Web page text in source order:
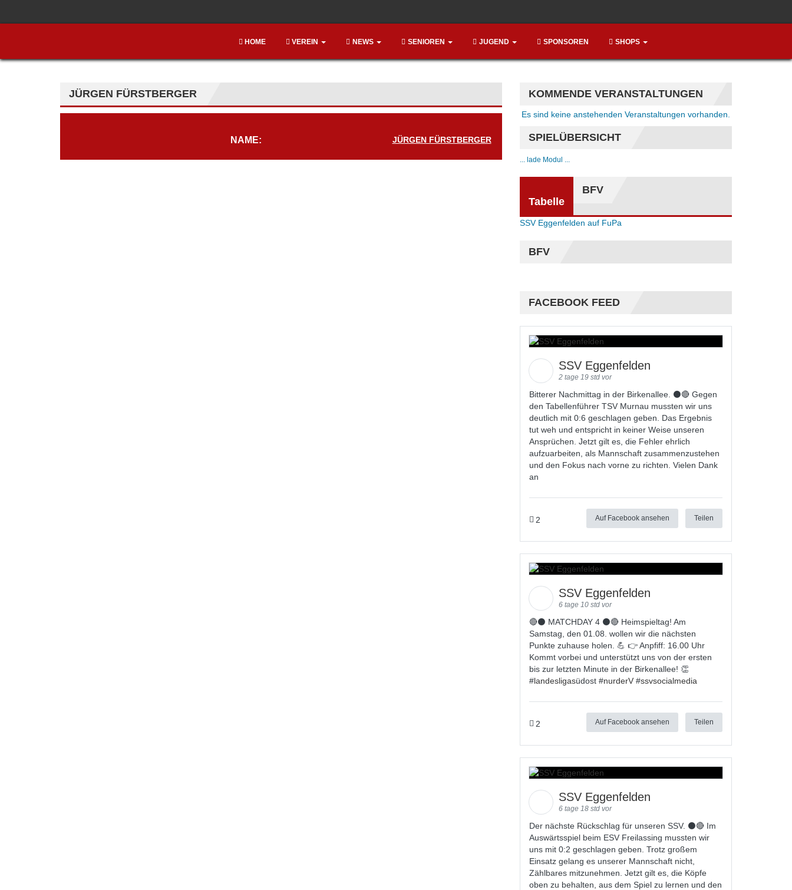
HOME VEREIN NEWS SENIOREN JUGEND SPONSOREN SHOPS
JÜRGEN FÜRSTBERGER
NAME: JÜRGEN FÜRSTBERGER
KOMMENDE VERANSTALTUNGEN
Hinweis
Es sind keine anstehenden Veranstaltungen vorhanden.
SPIELÜBERSICHT
... lade Modul ...
Tabelle
BFV
SSV Eggenfelden auf FuPa
BFV
FACEBOOK FEED
SSV Eggenfelden
2 tage 19 std vor
Bitterer Nachmittag in der Birkenallee. ⚫🔴 Gegen
den Tabellenführer TSV Murnau mussten wir uns
deutlich mit 0:6 geschlagen geben. Das Ergebnis
tut weh und entspricht in keiner Weise unseren
Ansprüchen. Jetzt gilt es, die Fehler ehrlich
aufzuarbeiten, als Mannschaft zusammenzustehen
und den Fokus nach vorne zu richten. Vielen Dank
an
2 Auf Facebook ansehen Teilen
SSV Eggenfelden
6 tage 10 std vor
🔴⚫ MATCHDAY 4 ⚫🔴 Heimspieltag! Am
Samstag, den 01.08. wollen wir die nächsten
Punkte zuhause holen. 💪 👉 Anpfiff: 16.00 Uhr
Kommt vorbei und unterstützt uns von der ersten
bis zur letzten Minute in der Birkenallee! 👏
#landesligasüdost #nurderV #ssvsocialmedia
2 Auf Facebook ansehen Teilen
SSV Eggenfelden
6 tage 18 std vor
Der nächste Rückschlag für unseren SSV. ⚫🔴 Im
Auswärtsspiel beim ESV Freilassing mussten wir
uns mit 0:2 geschlagen geben. Trotz großem
Einsatz gelang es unserer Mannschaft nicht,
Zählbares mitzunehmen. Jetzt gilt es, die Köpfe
oben zu behalten, aus dem Spiel zu lernen und den